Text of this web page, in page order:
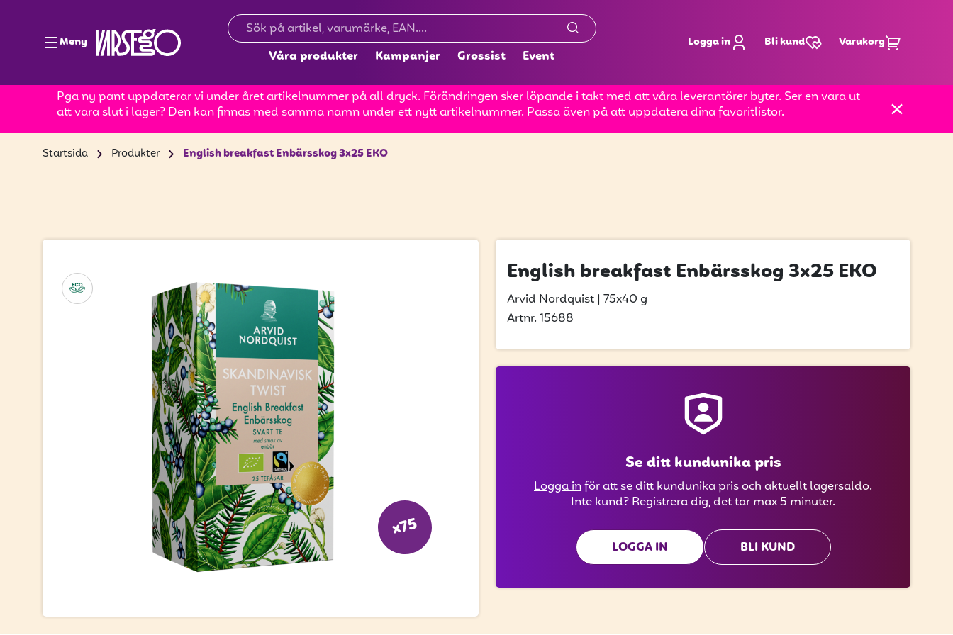
Meny
Våra produkter Kampanjer Grossist Event
Logga in Bli kund Varukorg
Pga ny pant uppdaterar vi under året artikelnummer på all dryck. Förändringen sker löpande i takt med att våra leverantörer byter. Ser en vara ut
att vara slut i lager? Den kan finnas med samma namn under ett nytt artikelnummer. Passa även på att uppdatera dina favoritlistor.
Startsida Produkter English breakfast Enbärsskog 3x25 EKO
x75
English breakfast Enbärsskog 3x25 EKO
Arvid Nordquist | 75x40 g
Artnr. 15688
Se ditt kundunika pris
Logga inför att se ditt kundunika pris och aktuellt lagersaldo.
Inte kund? Registrera dig, det tar max 5 minuter.
LOGGA IN BLI KUND